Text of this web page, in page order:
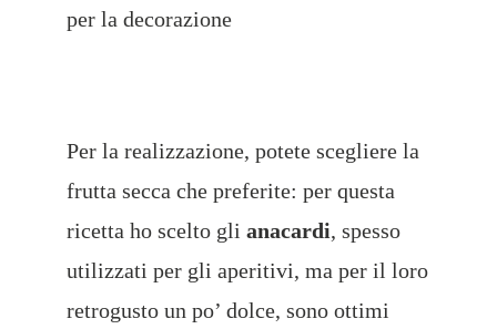
per la decorazione
Per la realizzazione, potete scegliere la
frutta secca che preferite: per questa
ricetta ho scelto gli anacardi, spesso
utilizzati per gli aperitivi, ma per il loro
retrogusto un po’ dolce, sono ottimi